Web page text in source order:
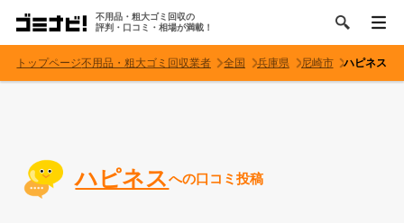
不用品・粗大ゴミ回収の
評判・口コミ・相場が満載！
トップページ不用品・粗大ゴミ回収業者 全国 兵庫県 尼崎市 ハピネス
ハピネスへの口コミ投稿